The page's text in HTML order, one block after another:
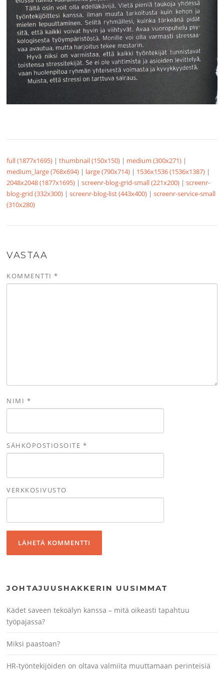
full (1877x1695) |thumbnail (150x150) | medium (300x271) |
medium_large (768x694) | large (790x714) | 1536x1536 (1536x1387) |
2048x2048 (1877x1695) |screenr-blog-grid-small (221x200) |screenr-
blog-grid (332x300) |screenr-blog-list (443x400) |screenr-service-small
(310x280)
VASTAA
KOMMENTTI*
NIMI *
SÄHKÖPOSTIOSOITE *
VERKKOSIVUSTO
JOHTAJUUSHAKKERIN UUSIMMAT
Kädet saveen tekoälyn kanssa – mitä oikeasti tapahtuu
työpajassa?
Miksi paastoan?
HR-työntekijöiden on oltava valmiita muuttamaan perinteisiä